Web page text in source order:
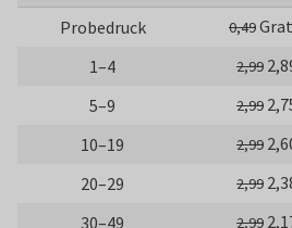
Probedruck 0,49
1–4
2,99
5–9
2,99
10–19
2,99
20–29
2,99
30–49
2,99